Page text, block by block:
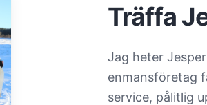
Träffa
Jag heter
enmansföretag
service, pålitlig